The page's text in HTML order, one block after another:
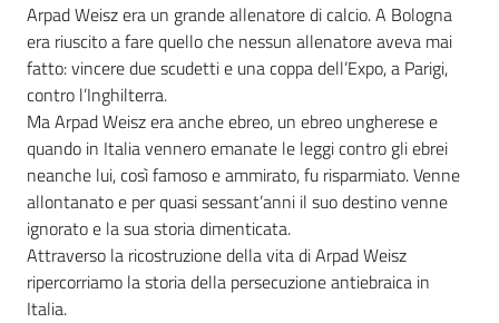
Arpad Weisz era un grande allenatore di calcio. A Bologna
era riuscito a fare quello che nessun allenatore aveva mai
fatto: vincere due scudetti e una coppa dell’Expo, a Parigi,
contro l’Inghilterra.
Ma Arpad Weisz era anche ebreo, un ebreo ungherese e
quando in Italia vennero emanate le leggi contro gli ebrei
neanche lui, così famoso e ammirato, fu risparmiato. Venne
allontanato e per quasi sessant’anni il suo destino venne
ignorato e la sua storia dimenticata.
Attraverso la ricostruzione della vita di Arpad Weisz
ripercorriamo la storia della persecuzione antiebraica in
Italia.